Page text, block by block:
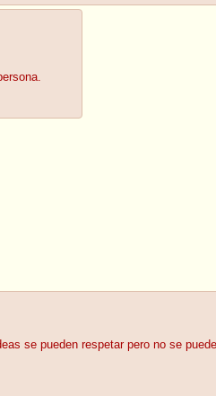
se pueden respetar pero no se